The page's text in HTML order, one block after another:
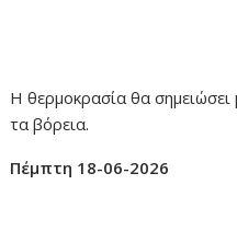
Η θερμοκρασία θα σημειώσει
τα βόρεια.
Πέμπτη 18-06-2026